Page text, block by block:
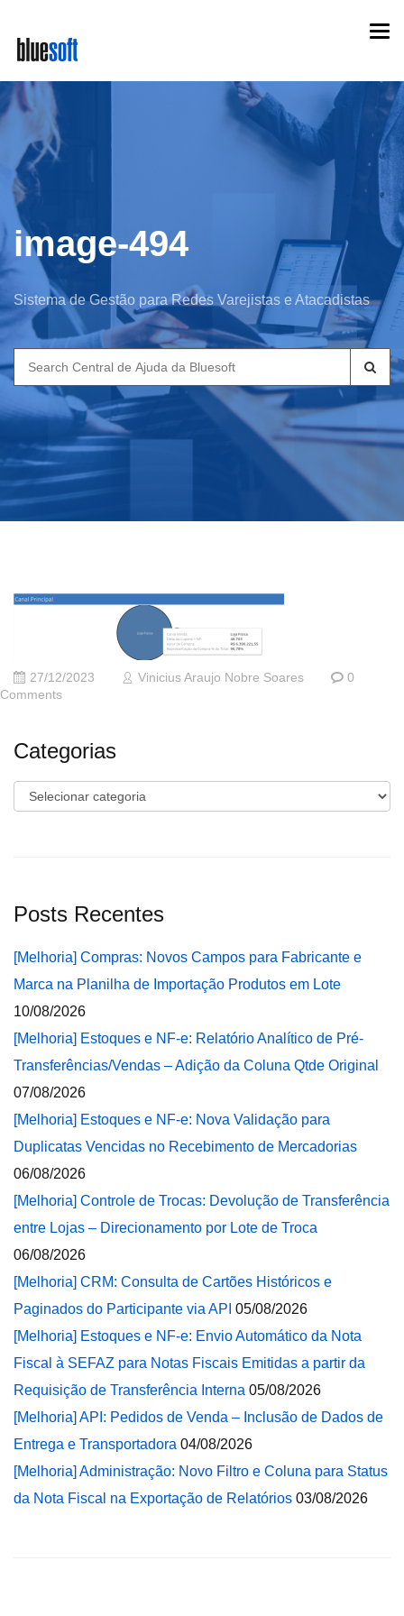
main
content
image-494
Sistema de Gestão para Redes Varejistas e Atacadistas
Search
for:
27/12/2023 Vinicius Araujo Nobre Soares
0
Comments
Categorias
Categorias
Posts Recentes
[Melhoria] Compras: Novos Campos para Fabricante e
Marca na Planilha de Importação Produtos em Lote
10/08/2026
[Melhoria] Estoques e NF-e: Relatório Analítico de Pré-
Transferências/Vendas – Adição da Coluna Qtde Original
07/08/2026
[Melhoria] Estoques e NF-e: Nova Validação para
Duplicatas Vencidas no Recebimento de Mercadorias
06/08/2026
[Melhoria] Controle de Trocas: Devolução de Transferência
entre Lojas – Direcionamento por Lote de Troca
06/08/2026
[Melhoria] CRM: Consulta de Cartões Históricos e
Paginados do Participante via API 05/08/2026
[Melhoria] Estoques e NF-e: Envio Automático da Nota
Fiscal à SEFAZ para Notas Fiscais Emitidas a partir da
Requisição de Transferência Interna 05/08/2026
[Melhoria] API: Pedidos de Venda – Inclusão de Dados de
Entrega e Transportadora 04/08/2026
[Melhoria] Administração: Novo Filtro e Coluna para Status
da Nota Fiscal na Exportação de Relatórios 03/08/2026